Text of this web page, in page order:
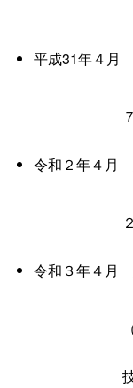
平成31年４ 月
令和２年４ 月
令和３年４ 月